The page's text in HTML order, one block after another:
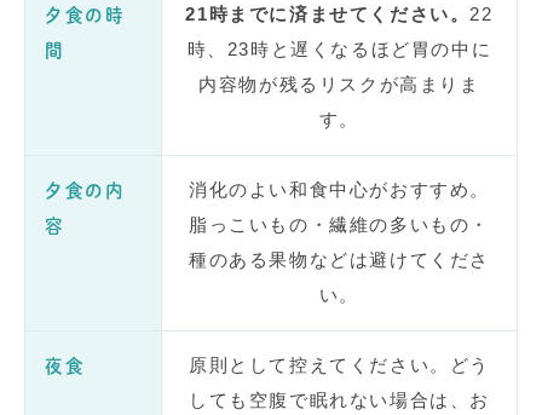
夕食の時
間
21時までに済ませてください。 22
時、23時と遅くなるほど胃の中に
内容物が残るリスクが高まりま
す。
夕食の内
容
消化のよい和食中心がおすすめ。
脂っこいもの・繊維の多いもの・
種のある果物などは避けてくださ
い。
夜食
原則として控えてください。どう
しても空腹で眠れない場合は、お